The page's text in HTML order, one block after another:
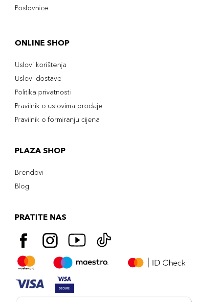
Poslovnice
ONLINE SHOP
Uslovi korištenja
Uslovi dostave
Politika privatnosti
Pravilnik o uslovima prodaje
Pravilnik o formiranju cijena
PLAZA SHOP
Brendovi
Blog
PRATITE NAS